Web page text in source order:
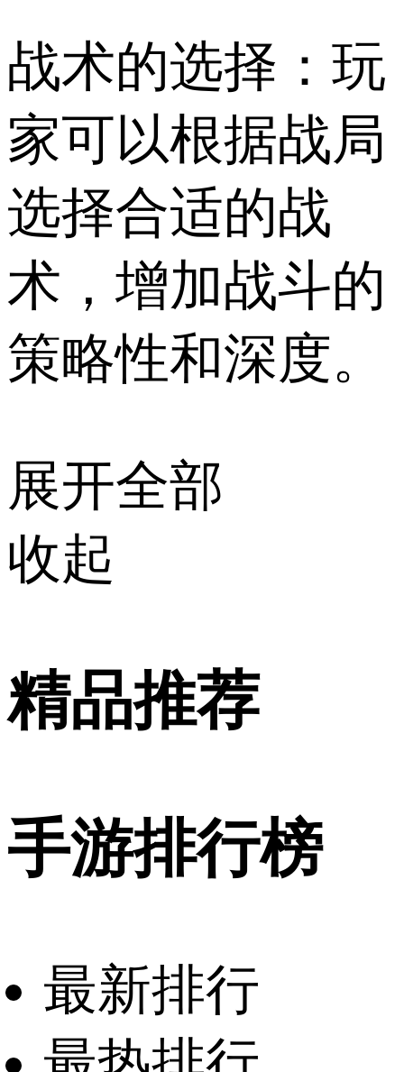
战术的选择：玩
家可以根据战局
选择合适的战
术，增加战斗的
策略性和深度。
展开全部
收起
精品推荐
手游排行榜
最新排行